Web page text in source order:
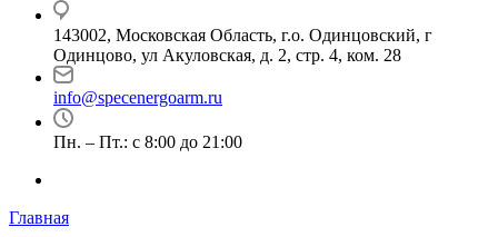
143002, Московская Область, г.о. Одинцовский, г
Одинцово, ул Акуловская, д. 2, стр. 4, ком. 28
info@specenergoarm.ru
Пн. – Пт.: с 8:00 до 21:00
Главная